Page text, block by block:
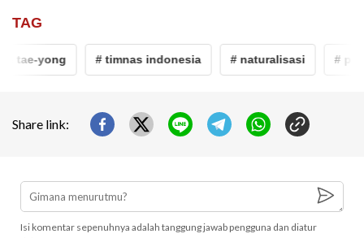
TAG
tae-yong # timnas indonesia # naturalisasi #
Share link:
Isi komentar sepenuhnya adalah tanggung jawab pengguna dan diatur